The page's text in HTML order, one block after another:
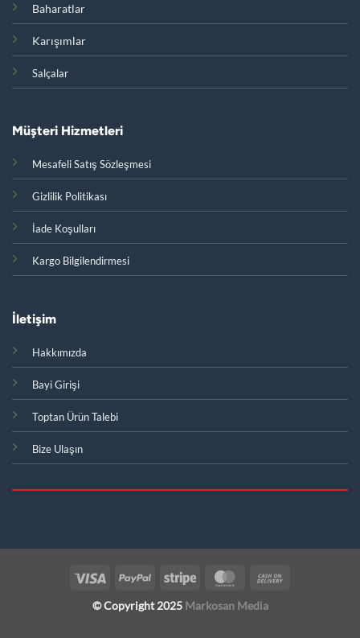
Baharatlar
Karışımlar
Salçalar
Müşteri Hizmetleri
Mesafeli Satış Sözleşmesi
Gizlilik Politikası
İade Koşulları
Kargo Bilgilendirmesi
İletişim
Hakkımızda
Bayi Girişi
Toptan Ürün Talebi
Bize Ulaşın
Visa PayPal Stripe MasterCard
© Copyright 2025 Markosan Media